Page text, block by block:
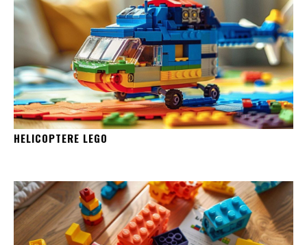
HELICOPTERE LEGO